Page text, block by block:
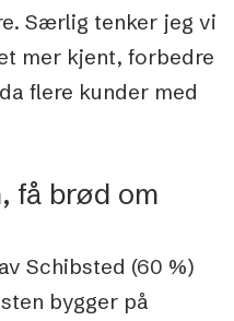
Særlig tenker jeg vi
mer kjent, forbedre
flere kunder med
få brød om
Schibsted (60 %)
bygger på